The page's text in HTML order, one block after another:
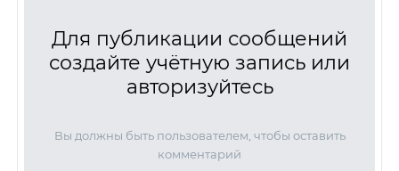
Для публикации сообщений
создайте учётную запись или
авторизуйтесь
Вы должны быть пользователем, чтобы оставить
комментарий